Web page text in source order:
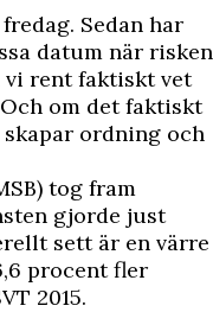
Sedan har
datum när risken
vi rent faktiskt vet
om det faktiskt
ordning och
tog fram
gjorde just
sett är en värre
procent fler
2015.